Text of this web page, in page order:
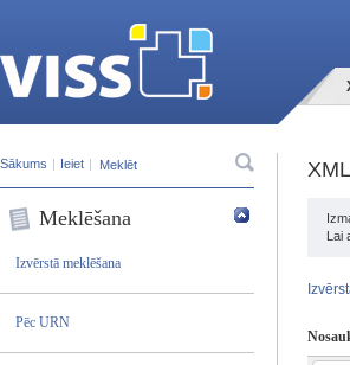
Sākums | Ieiet |
Meklēšana
Izvērstā meklēšana
Pēc URN
Lai